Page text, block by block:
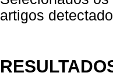
artigos